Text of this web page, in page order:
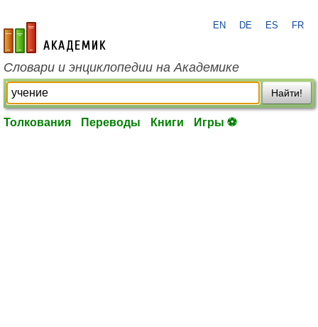
academic.ru
EN DE ES FR
Словари и энциклопедии на Академике
Найти!
Толкования Переводы Книги Игры ⚽